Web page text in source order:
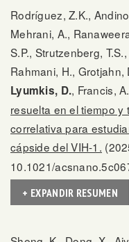
Rodríguez, Z.K.,
Mehrani, A.,
S.P., Strutzenberg,
Rahmani, H., Grotjahn,
Lyumkis, D., Francis,
resuelta en el tiempo
correlativa para
cápside del VIH-1.
10.1021/
+ EXPANDIR RESUMEN